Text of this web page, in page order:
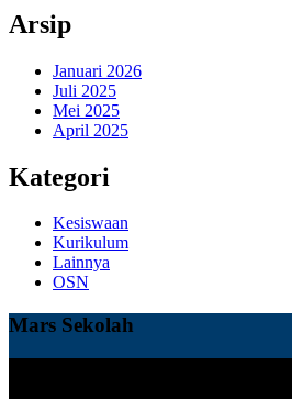
Arsip
Januari 2026
Juli 2025
Mei 2025
April 2025
Kategori
Kesiswaan
Kurikulum
Lainnya
OSN
Mars Sekolah